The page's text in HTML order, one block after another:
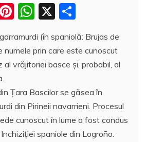
Pi
er
e
W
at
s
p
p
X
rt
aj
a
z
ă
(în spaniolă: Brujas de
numele prin care este cunoscut
al vrăjitoriei basce și, probabil, al
Ţara Bascilor se găsea în
din Pirineii navarrieni. Procesul
cunoscut în lume a fost condus
spaniole din Logroño.